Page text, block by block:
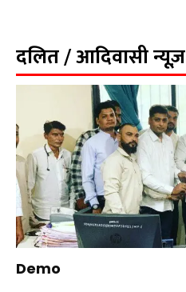
दलित / आदिवासी न्यूज़
Demo